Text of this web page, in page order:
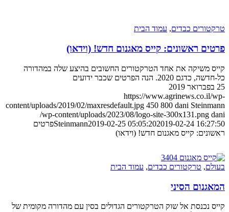
טרקטורים כבדים, עמוד הבית
פרטים ראשונים: קייס מאגנום חדש! (וידאו)
קייס משיקה את אחד הטרקטורים החשובים בהיצע שלה במהדורה
כל-חדשה, כדגם 2020. הנה הפרטים שכבר ידועים
25 בפברואר 2019
https://www.agrinews.co.il/wp-
content/uploads/2019/02/maxresdefault.jpg 450 800 dani Steinmann
/wp-content/uploads/2023/08/logo-site-300x131.png dani
Steinmann2019-02-25 05:05:202019-02-24 16:27:50
פרטים
ראשונים: קייס מאגנום חדש! (וידאו)
בעולם, טרקטורים כבדים, עמוד הבית
המאגנום הסיני
קייס נכנסת אל שוק הטרקטורים הגדולים בסין עם מהדורה מקומית של